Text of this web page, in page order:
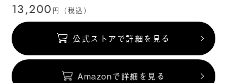
13,200 円（税込）
公式ストアで詳細を見る
Amazonで詳細を見る